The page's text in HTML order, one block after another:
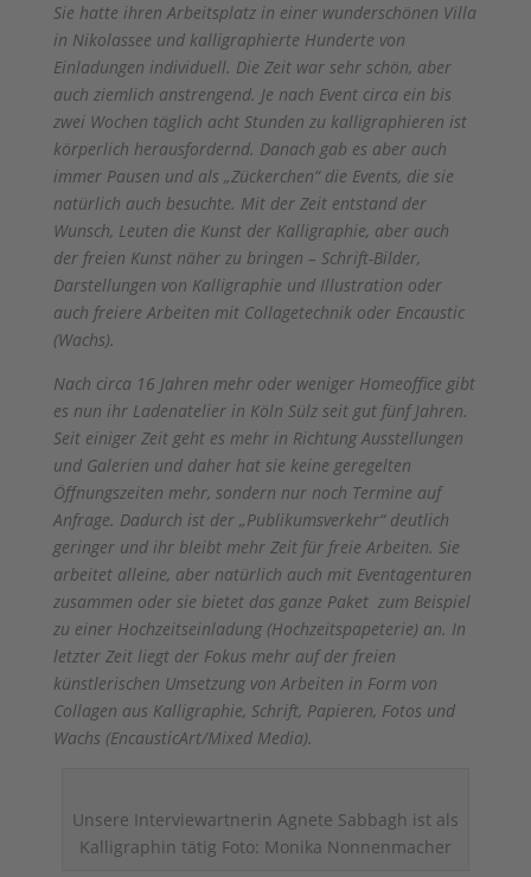
Sie hatte ihren Arbeitsplatz in einer wunderschönen Villa
in Nikolassee und kalligraphierte Hunderte von
Einladungen individuell. Die Zeit war sehr schön, aber
auch ziemlich anstrengend. Je nach Event circa ein bis
zwei Wochen täglich acht Stunden zu kalligraphieren ist
körperlich herausfordernd. Danach gab es aber auch
immer Pausen und als „Zückerchen“ die Events, die sie
natürlich auch besuchte. Mit der Zeit entstand der
Wunsch, Leuten die Kunst der Kalligraphie, aber auch
der freien Kunst näher zu bringen – Schrift-Bilder,
Darstellungen von Kalligraphie und Illustration oder
auch freiere Arbeiten mit Collagetechnik oder Encaustic
(Wachs).
Nach circa 16 Jahren mehr oder weniger Homeoffice gibt
es nun ihr Ladenatelier in Köln Sülz seit gut fünf Jahren.
Seit einiger Zeit geht es mehr in Richtung Ausstellungen
und Galerien und daher hat sie keine geregelten
Öffnungszeiten mehr, sondern nur noch Termine auf
Anfrage. Dadurch ist der „Publikumsverkehr“ deutlich
geringer und ihr bleibt mehr Zeit für freie Arbeiten. Sie
arbeitet alleine, aber natürlich auch mit Eventagenturen
zusammen oder sie bietet das ganze Paket zum Beispiel
zu einer Hochzeitseinladung (Hochzeitspapeterie) an. In
letzter Zeit liegt der Fokus mehr auf der freien
künstlerischen Umsetzung von Arbeiten in Form von
Collagen aus Kalligraphie, Schrift, Papieren, Fotos und
Wachs (EncausticArt/Mixed Media).
Unsere Interviewartnerin Agnete Sabbagh ist als
Kalligraphin tätig Foto: Monika Nonnenmacher